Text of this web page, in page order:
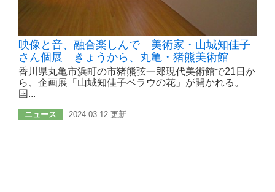
映像と音、融合楽しんで 美術家・山城知佳子
さん個展 きょうから、丸亀・猪熊美術館
香川県丸亀市浜町の市猪熊弦一郎現代美術館で21日か
ら、企画展「山城知佳子ベラウの花」が開かれる。
国...
ニュース 2024.03.12 更新